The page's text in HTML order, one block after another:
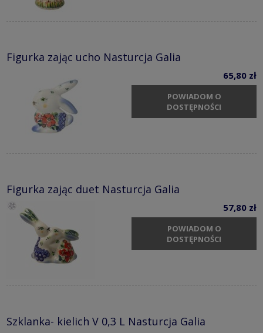
Figurka zając ucho Nasturcja Galia
65,80 zł
POWIADOM O
DOSTĘPNOŚCI
Figurka zając duet Nasturcja Galia
57,80 zł
POWIADOM O
DOSTĘPNOŚCI
Szklanka- kielich V 0,3 L Nasturcja Galia